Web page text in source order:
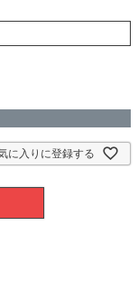
に入りに登録する